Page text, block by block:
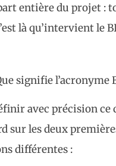
entière du projet :
là qu’intervient
signifie l’acronyme
avec précision ce
sur les deux
différentes :